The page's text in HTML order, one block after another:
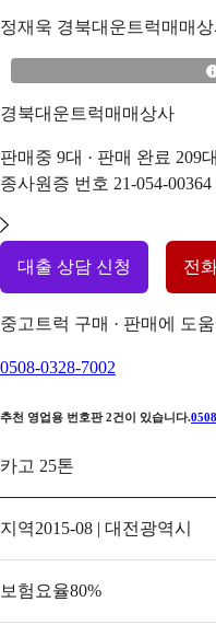
정재욱 경북대운트럭매매
경북대운트럭매매상사
판매중 9대 · 판매 완료 209대
종사원증 번호 21-054-00364
대출 상담 신청 전
중고트럭 구매 · 판매에 도
0508-0328-7002
추천 영업용 번호판 2건이 있습니다.
카고 25톤
지역2015-08 | 대전광역시
보험요율80%